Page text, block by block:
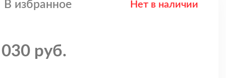
В избранное Нет в наличии
руб.